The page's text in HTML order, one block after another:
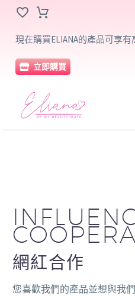
現在購買ELIANA的產品可享
立即購買
網紅合作
您喜歡我們的產品並想與我